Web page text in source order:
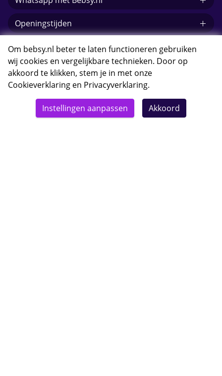
Openingstijden
E-mail Bebsy.nl
© 2026 Bebsy.nl
Om bebsy.nl beter te laten functioneren gebruiken
wij cookies en vergelijkbare technieken. Door op
akkoord te klikken, stem je in met onze
Cookieverklaring en Privacyverklaring.
Instellingen aanpassen Akkoord